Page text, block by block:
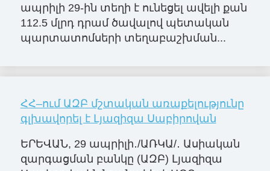
ապրիլի 29-ին տեղի է ունեցել ավելի քան
112.5 մլրդ դրամ ծավալով պետական
պարտատոմսերի տեղաբաշխման...
ՀՀ–ում ԱԶԲ մշտական առաքելությունը
գլխավորել է Լյազիզա Սաբիրովան
ԵՐԵՎԱՆ, 29 ապրիլի․/ԱՌԿԱ/․ Ասիական
զարգացման բանկը (ԱԶԲ) Լյազիզա